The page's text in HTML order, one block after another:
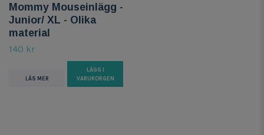
Mommy Mouseinlägg -
Junior/ XL - Olika
material
140 kr
LÄS MER
LÄGG I
VARUKORGEN